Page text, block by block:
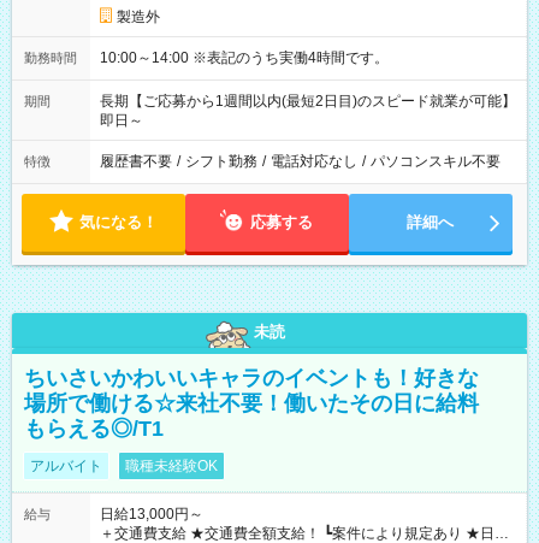
製造外
勤務時間 10:00～14:00 ※表記のうち実働4時間です。
期間
長期【ご応募から1週間以内(最短2日目)のスピード就業が可能】
即日～
特徴 履歴書不要 / シフト勤務 / 電話対応なし / パソコンスキル不要
気になる！ 応募する 詳細へ
未読
ちいさいかわいいキャラのイベントも！好きな
場所で働ける☆来社不要！働いたその日に給料
もらえる◎/T1
アルバイト 職種未経験OK
給与
日給13,000円～
＋交通費支給 ★交通費全額支給！ ┗案件により規定あり ★日払